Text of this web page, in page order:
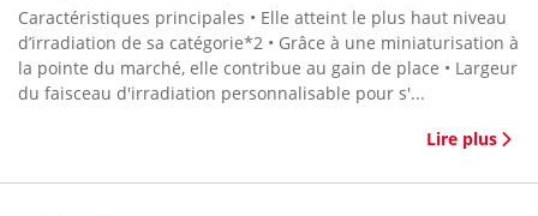
Caractéristiques principales • Elle atteint le plus haut niveau
d’irradiation de sa catégorie*2 • Grâce à une miniaturisation à
la pointe du marché, elle contribue au gain de place • Largeur
du faisceau d'irradiation personnalisable pour s'...
Lire plus